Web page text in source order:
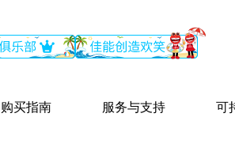
购买指南 服务与支持 可